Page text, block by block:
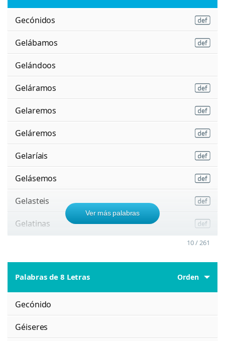
Gecónidos
Gelábamos
Gelándoos
Geláramos
Gelaremos
Geláremos
Gelaríais
Gelásemos
Gelasteis
Gelatinas
Ver más palabras
10 / 261
Palabras de 8 Letras Orden
Gecónido
Géiseres